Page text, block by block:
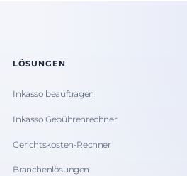
LÖSUNGEN
Inkasso beauftragen
Inkasso Gebührenrechner
Gerichtskosten-Rechner
Branchenlösungen